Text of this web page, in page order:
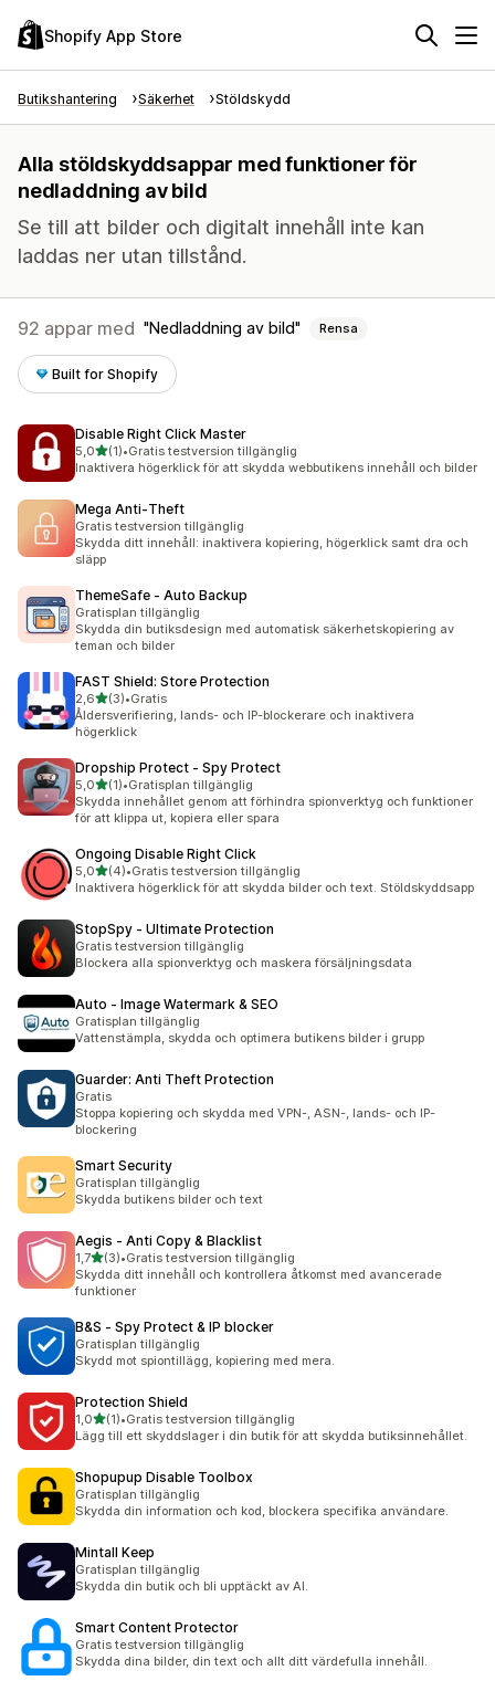
Shopify App Store
Butikshantering Säkerhet Stöldskydd
Alla stöldskyddsappar med funktioner för
nedladdning av bild
Se till att bilder och digitalt innehåll inte kan
laddas ner utan tillstånd.
92 appar med Nedladdning av bild Rensa
Built for Shopify
Disable Right Click Master
5,0av 5 stjärnor
(1)
1 recensioner totalt
•Gratis testversion tillgänglig
Inaktivera högerklick för att skydda webbutikens innehåll och bilder
Mega Anti‑Theft
Gratis testversion tillgänglig
Skydda ditt innehåll: inaktivera kopiering, högerklick samt dra och
släpp
ThemeSafe ‑ Auto Backup
Gratisplan tillgänglig
Skydda din butiksdesign med automatisk säkerhetskopiering av
teman och bilder
FAST Shield: Store Protection
2,6av 5 stjärnor
(3)
3 recensioner totalt
•Gratis
Åldersverifiering, lands- och IP-blockerare och inaktivera
högerklick
Dropship Protect ‑ Spy Protect
5,0av 5 stjärnor
(1)
1 recensioner totalt
•Gratisplan tillgänglig
Skydda innehållet genom att förhindra spionverktyg och funktioner
för att klippa ut, kopiera eller spara
Ongoing Disable Right Click
5,0av 5 stjärnor
(4)
4 recensioner totalt
•Gratis testversion tillgänglig
Inaktivera högerklick för att skydda bilder och text. Stöldskyddsapp
StopSpy ‑ Ultimate Protection
Gratis testversion tillgänglig
Blockera alla spionverktyg och maskera försäljningsdata
Auto ‑ Image Watermark & SEO
Gratisplan tillgänglig
Vattenstämpla, skydda och optimera butikens bilder i grupp
Guarder: Anti Theft Protection
Gratis
Stoppa kopiering och skydda med VPN-, ASN-, lands- och IP-
blockering
Smart Security
Gratisplan tillgänglig
Skydda butikens bilder och text
Aegis ‑ Anti Copy & Blacklist
1,7av 5 stjärnor
(3)
3 recensioner totalt
•Gratis testversion tillgänglig
Skydda ditt innehåll och kontrollera åtkomst med avancerade
funktioner
B&S ‑ Spy Protect & IP blocker
Gratisplan tillgänglig
Skydd mot spiontillägg, kopiering med mera.
Protection Shield
1,0av 5 stjärnor
(1)
1 recensioner totalt
•Gratis testversion tillgänglig
Lägg till ett skyddslager i din butik för att skydda butiksinnehållet.
Shopupup Disable Toolbox
Gratisplan tillgänglig
Skydda din information och kod, blockera specifika användare.
Mintall Keep
Gratisplan tillgänglig
Skydda din butik och bli upptäckt av AI.
Smart Content Protector
Gratis testversion tillgänglig
Skydda dina bilder, din text och allt ditt värdefulla innehåll.